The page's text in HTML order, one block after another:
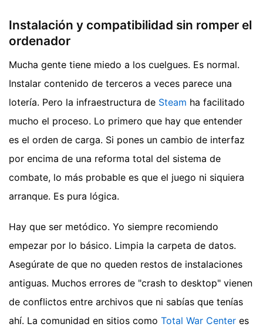
Instalación y compatibilidad sin romper el
ordenador
Mucha gente tiene miedo a los cuelgues. Es normal.
Instalar contenido de terceros a veces parece una
lotería. Pero la infraestructura de Steam ha facilitado
mucho el proceso. Lo primero que hay que entender
es el orden de carga. Si pones un cambio de interfaz
por encima de una reforma total del sistema de
combate, lo más probable es que el juego ni siquiera
arranque. Es pura lógica.
Hay que ser metódico. Yo siempre recomiendo
empezar por lo básico. Limpia la carpeta de datos.
Asegúrate de que no queden restos de instalaciones
antiguas. Muchos errores de "crash to desktop" vienen
de conflictos entre archivos que ni sabías que tenías
ahí. La comunidad en sitios como Total War Center es